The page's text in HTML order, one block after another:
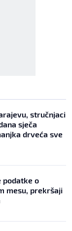
stručnjaci
sječa
drveća sve
podatke o
mesu, prekršaji